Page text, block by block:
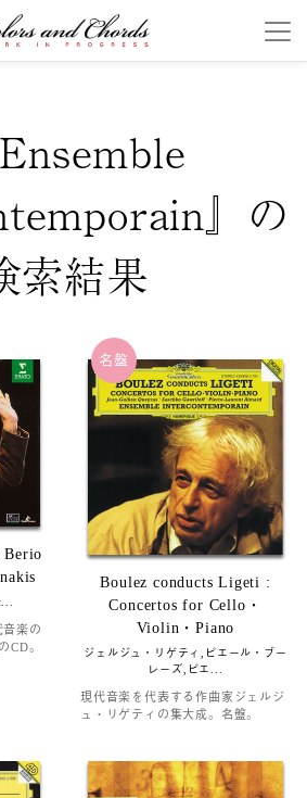
Ensemble
』の
索結果
Berio
音楽の
CD。
名盤
Boulez conducts Ligeti :
Concertos for Cello・
Violin・Piano
ジェルジュ・リゲティ,ピエール・ブー
レーズ,ピエ...
現代音楽を代表する作曲家ジェルジ
ュ・リゲティの集大成。名盤。